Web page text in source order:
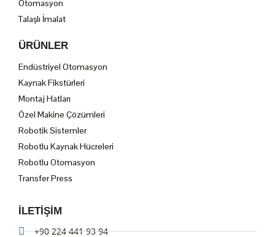
Otomasyon
Talaşlı İmalat
ÜRÜNLER
Endüstriyel Otomasyon
Kaynak Fikstürleri
Montaj Hatları
Özel Makine Çözümleri
Robotik Sistemler
Robotlu Kaynak Hücreleri
Robotlu Otomasyon
Transfer Press
ILETIŞIM
+90 224 441 93 94